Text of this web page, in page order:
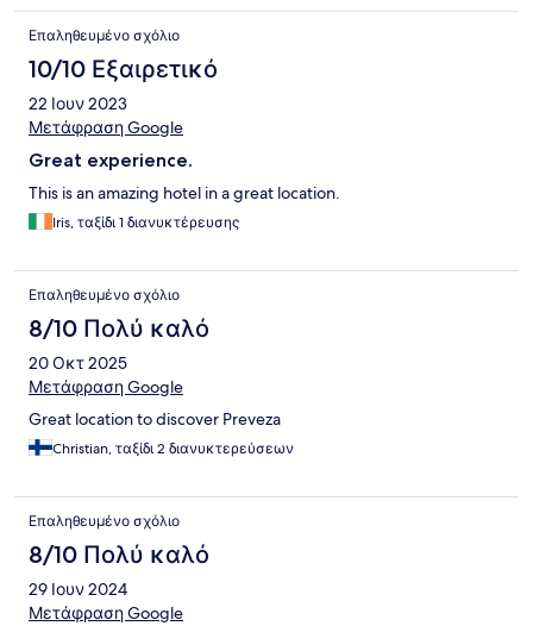
Επαληθευμένο σχόλιο
10/10 Εξαιρετικό
22 Ιουν 2023
Μετάφραση Google
Great experience.
This is an amazing hotel in a great location.
Iris, ταξίδι 1 διανυκτέρευσης
Επαληθευμένο σχόλιο
8/10 Πολύ καλό
20 Οκτ 2025
Μετάφραση Google
Great location to discover Preveza
Christian, ταξίδι 2 διανυκτερεύσεων
Επαληθευμένο σχόλιο
8/10 Πολύ καλό
29 Ιουν 2024
Μετάφραση Google